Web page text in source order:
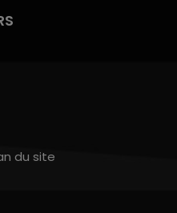
du site